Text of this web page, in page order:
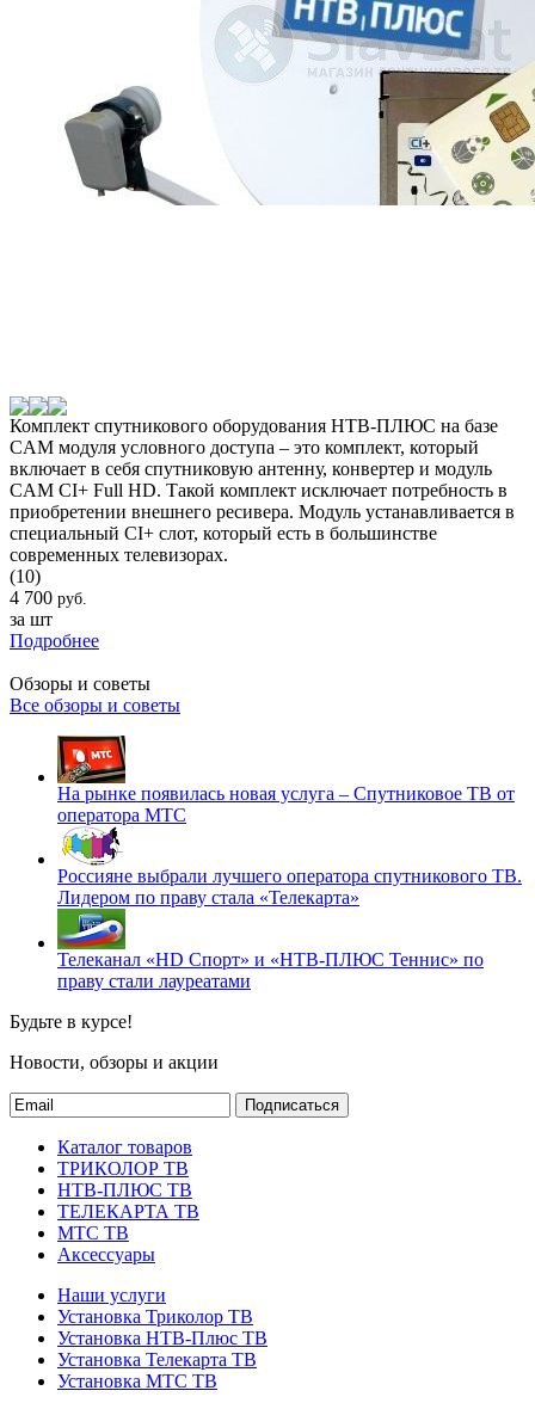
Комплект спутникового оборудования НТВ-ПЛЮС на базе
CAM модуля условного доступа – это комплект, который
включает в себя спутниковую антенну, конвертер и модуль
CAM CI+ Full HD. Такой комплект исключает потребность в
приобретении внешнего ресивера. Модуль устанавливается в
специальный CI+ слот, который есть в большинстве
современных телевизорах.
(10)
4 700 руб.
за шт
Подробнее
Обзоры и советы
Все обзоры и советы
На рынке появилась новая услуга – Спутниковое ТВ от
оператора МТС
Россияне выбрали лучшего оператора спутникового ТВ.
Лидером по праву стала «Телекарта»
Телеканал «HD Спорт» и «НТВ-ПЛЮС Теннис» по
праву стали лауреатами
Будьте в курсе!
Новости, обзоры и акции
Подписаться
Каталог товаров
ТРИКОЛОР ТВ
НТВ-ПЛЮС ТВ
ТЕЛЕКАРТА ТВ
МТС ТВ
Аксессуары
Наши услуги
Установка Триколор ТВ
Установка НТВ-Плюс ТВ
Установка Телекарта ТВ
Установка МТС ТВ